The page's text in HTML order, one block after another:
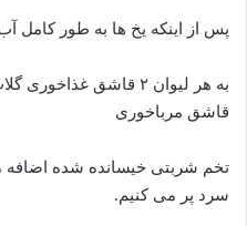
پس از اینکه یخ ها به طور کامل
قاشق مرباخوری
تخم شربتی خیسانده شده اضافه
سرد پر می کنیم.